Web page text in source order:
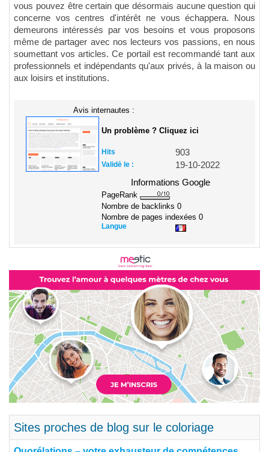
vous pouvez être certain que désormais aucune question qui
concerne vos centres d'intérêt ne vous échappera. Nous
demeurons intéressés par vos besoins et vous proposons
même de partager avec nos lecteurs vos passions, en nous
soumettant vos articles. Ce portail est recommandé tant aux
professionnels et indépendants qu'aux privés, à la maison ou
aux loisirs et institutions.
Avis internautes :
Un problème ? Cliquez ici
Hits 903
Validé le :
19-10-2022
Informations Google
PageRank
Nombre de backlinks 0
Nombre de pages indexées 0
Langue
Sites proches de blog sur le coloriage